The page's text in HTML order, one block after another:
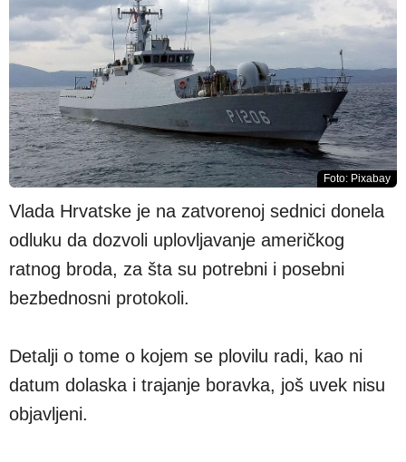
Foto: Pixabay
Vlada Hrvatske je na zatvorenoj sednici donela
odluku da dozvoli uplovljavanje američkog
ratnog broda, za šta su potrebni i posebni
bezbednosni protokoli.
Detalji o tome o kojem se plovilu radi, kao ni
datum dolaska i trajanje boravka, još uvek nisu
objavljeni.